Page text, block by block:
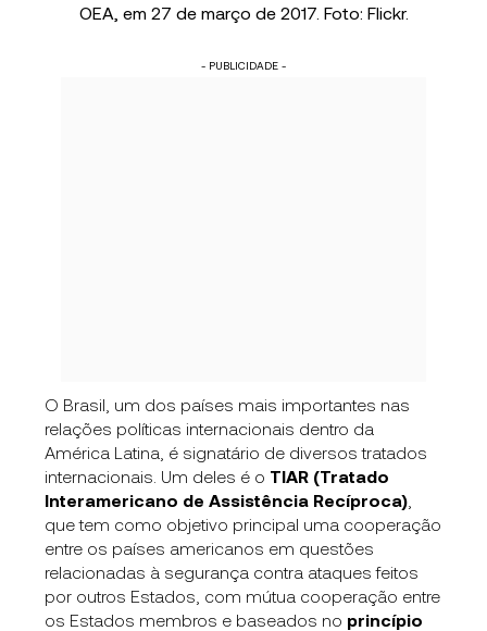
OEA, em 27 de março de 2017. Foto: Flickr.
- PUBLICIDADE -
O Brasil, um dos países mais importantes nas
relações políticas internacionais dentro da
América Latina, é signatário de diversos tratados
internacionais. Um deles é o TIAR (Tratado
Interamericano de Assistência Recíproca)
que tem como objetivo principal uma cooperação
entre os países americanos em questões
relacionadas à segurança contra ataques feitos
por outros Estados, com mútua cooperação entre
os Estados membros e baseados no princípio